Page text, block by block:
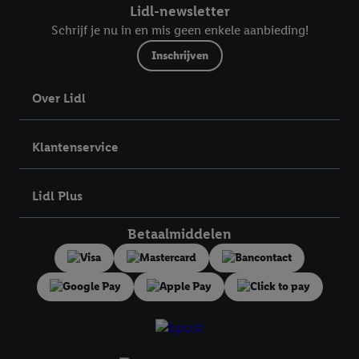
Lidl-newsletter
Schrijf je nu in en mis geen enkele aanbieding!
Inschrijven
Over Lidl
Klantenservice
Lidl Plus
Betaalmiddelen